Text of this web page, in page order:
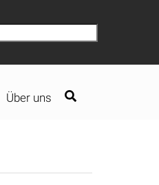
Über uns